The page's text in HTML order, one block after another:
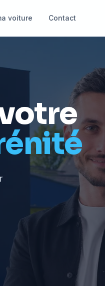
voiture Contact